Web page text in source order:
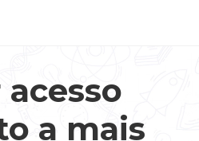
a mais